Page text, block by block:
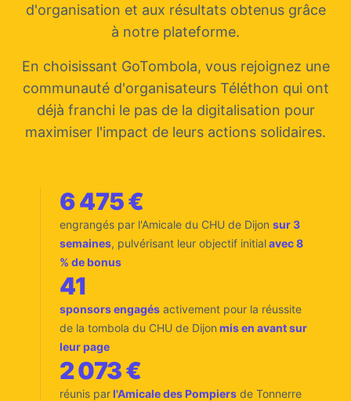
d'organisation et aux résultats obtenus grâce
à notre plateforme.
En choisissant GoTombola, vous rejoignez une
communauté d'organisateurs Téléthon qui ont
déjà franchi le pas de la digitalisation pour
maximiser l'impact de leurs actions solidaires.
engrangés par l'Amicale du CHU de Dijon sur 3
semaines, pulvérisant leur objectif initialavec 8
% de bonus
6 475 €
sponsors engagésactivement pour la réussite
de la tombola du CHU de Dijon mis en avant sur
leur page
41
réunis parl'Amicale des Pompiersde Tonnerre
2 073 €